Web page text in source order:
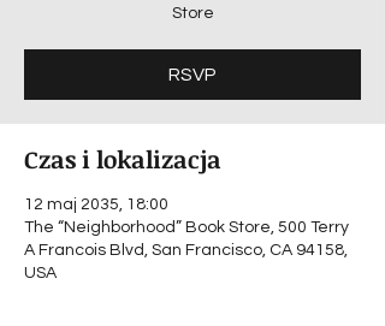
Store
RSVP
Czas i lokalizacja
12 maj 2035, 18:00
The “Neighborhood” Book Store, 500 Terry
A Francois Blvd, San Francisco, CA 94158,
USA